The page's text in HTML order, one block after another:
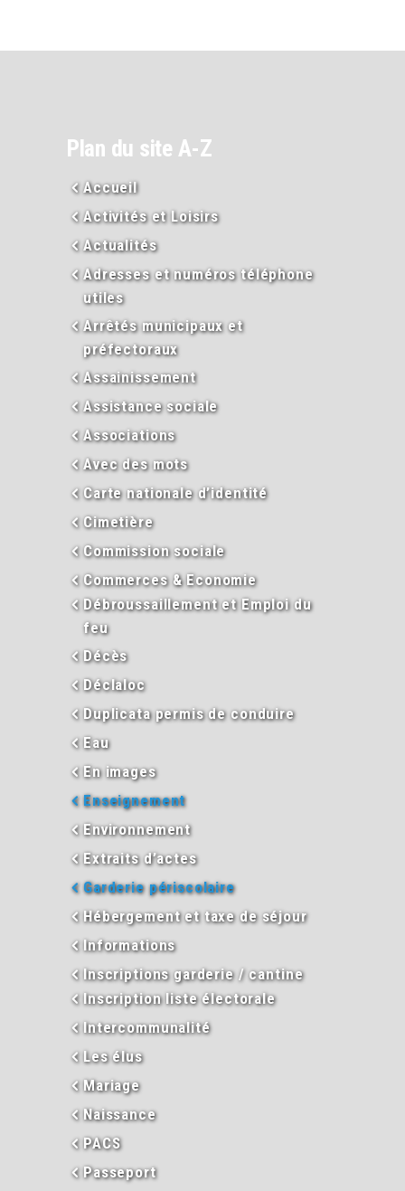
Plan du site A-Z
Accueil
Activités et Loisirs
Actualités
Adresses et numéros téléphone
utiles
Arrêtés municipaux et
préfectoraux
Assainissement
Assistance sociale
Associations
Avec des mots
Carte nationale d’identité
Cimetière
Commission sociale
Commerces & Economie
Débroussaillement et Emploi du
feu
Décès
Déclaloc
Duplicata permis de conduire
Eau
En images
Enseignement
Environnement
Extraits d’actes
Garderie périscolaire
Hébergement et taxe de séjour
Informations
Inscriptions garderie / cantine
Inscription liste électorale
Intercommunalité
Les élus
Mariage
Naissance
PACS
Passeport